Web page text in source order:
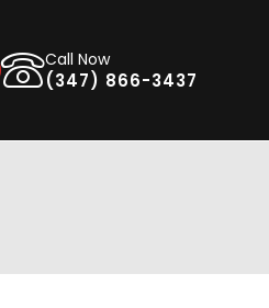
Call Now
(347) 866-3437